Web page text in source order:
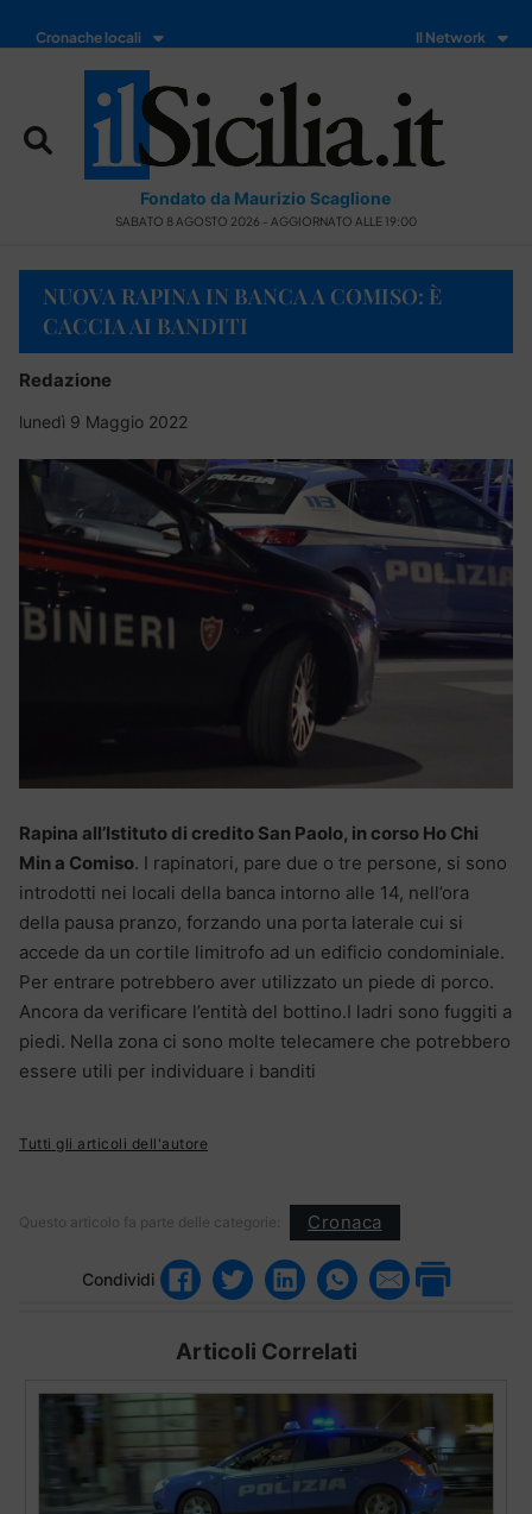
Cronache locali Il Network
Fondato da Maurizio Scaglione
SABATO 8 AGOSTO 2026 - AGGIORNATO ALLE 19:00
NUOVA RAPINA IN BANCA A COMISO: È
CACCIA AI BANDITI
Redazione
lunedì 9 Maggio 2022
Rapina all’Istituto di credito San Paolo, in corso Ho Chi
Min a Comiso. I rapinatori, pare due o tre persone, si sono
introdotti nei locali della banca intorno alle 14, nell’ora
della pausa pranzo, forzando una porta laterale cui si
accede da un cortile limitrofo ad un edificio condominiale.
Per entrare potrebbero aver utilizzato un piede di porco.
Ancora da verificare l’entità del bottino.I ladri sono fuggiti a
piedi. Nella zona ci sono molte telecamere che potrebbero
essere utili per individuare i banditi
Tutti gli articoli dell'autore
Questo articolo fa parte delle categorie: Cronaca
Condividi
Articoli Correlati